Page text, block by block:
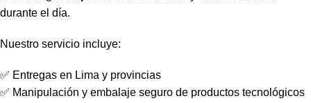
durante el día.
Nuestro servicio incluye:
✅ Entregas en Lima y provincias
✅ Manipulación y embalaje seguro de productos tecnológicos